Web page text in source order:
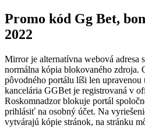
Promo kód Gg Bet,
2022
Mirror je alternatívna webová adresa
normálna kópia blokovaného zdroja.
pôvodného portálu líši len upravenou
kancelária GGBet je registrovaná v
Roskomnadzor blokuje portál
prihlásiť na osobný účet. Na
vytvárajú kópie stránok, na stránku